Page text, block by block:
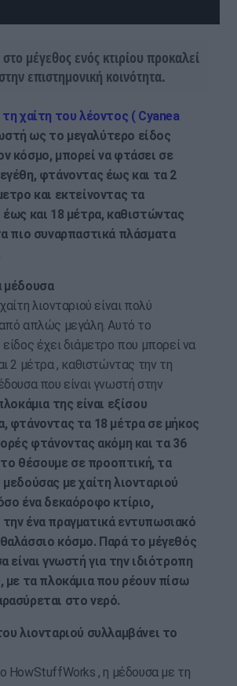
μέγεθος ενός κτιρίου προκαλεί
επιστημονική κοινότητα.
χαίτη του λέοντος ( Cyanea
ως το μεγαλύτερο είδος
κόσμο, μπορεί να φτάσει σε
φτάνοντας έως και τα 2
και εκτείνοντας τα
έως και 18 μέτρα, καθιστώντας
πιο συναρπαστικά πλάσματα
μέδουσα
λιονταριού είναι πολύ
απλώς μεγάλη. Αυτό το
έχει διάμετρο που μπορεί να
2 μέτρα , καθιστώντας την τη
που είναι γνωστή στην
της είναι εξίσου
φτάνοντας τα 18 μέτρα σε μήκος
φτάνοντας ακόμη και τα 36
το θέσουμε σε προοπτική, τα
με χαίτη λιονταριού
ένα δεκαόροφο κτίριο,
ένα πραγματικά εντυπωσιακό
κόσμο. Παρά το μέγεθός
είναι γνωστή για την ιδιότροπη
με τα πλοκάμια που ρέουν πίσω
στο νερό.
λιονταριού συλλαμβάνει το
HowStuffWorks , η μέδουσα με τη